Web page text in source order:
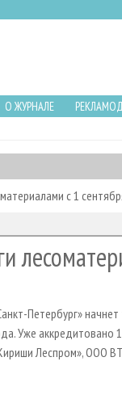
О ЖУРНАЛЕ
с 1
Петербург»
Уже аккредитовано
Леспром», ООО